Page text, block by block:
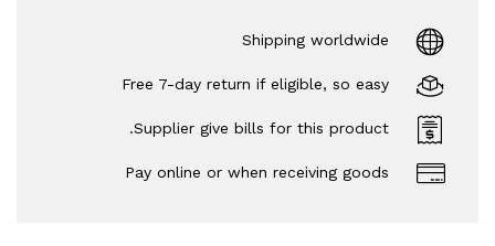
Shipping worldwide
Free 7-day return if eligible, so easy
Supplier give bills for this product.
Pay online or when receiving goods